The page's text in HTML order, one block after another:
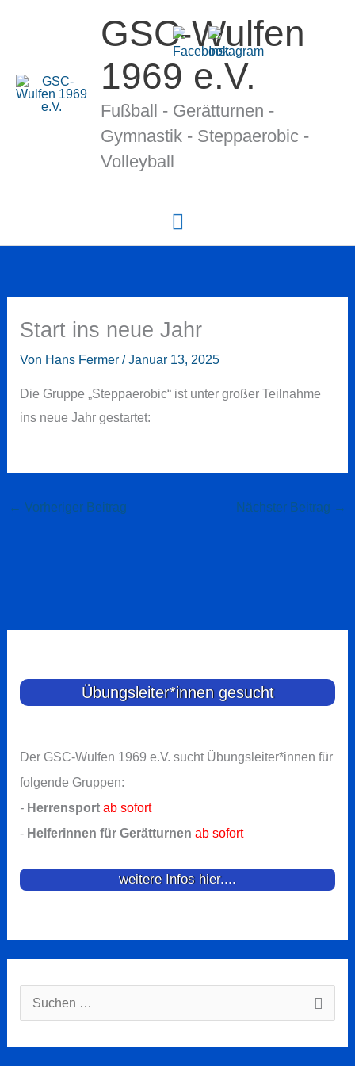
GSC-Wulfen
1969 e.V.
Fußball - Gerätturnen -
Gymnastik - Stepp­ae­ro­bic -
Volleyball
Hauptmenü
Start ins neue Jahr
Von Hans Fermer/Januar 13, 2025
Die Gruppe „Steppaerobic“ ist unter großer Teilnahme
ins neue Jahr gestartet:
← Vorheriger Beitrag Nächster Beitrag →
Übungsleiter*innen gesucht
Der GSC-Wulfen 1969 e.V. sucht Übungsleiter*innen für
folgende Gruppen:
- Herrensportab sofort
- Helferinnen für Gerätturnen ab sofort
weitere Infos hier....
Suchen
nach: